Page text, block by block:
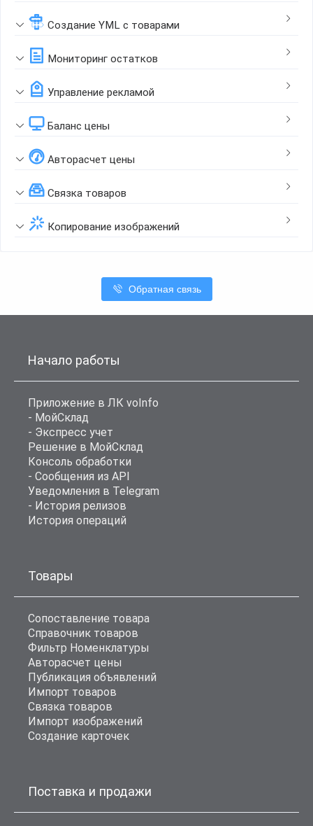
Создание YML с товарами
Мониторинг остатков
Управление рекламой
Баланс цены
Авторасчет цены
Связка товаров
Копирование изображений
Обратная связь
Начало работы
Приложение в ЛК voInfo
- МойСклад
- Экспресс учет
Решение в МойСклад
Консоль обработки
- Сообщения из API
Уведомления в Telegram
- История релизов
История операций
Товары
Сопоставление товара
Справочник товаров
Фильтр Номенклатуры
Авторасчет цены
Публикация объявлений
Импорт товаров
Связка товаров
Импорт изображений
Создание карточек
Поставка и продажи